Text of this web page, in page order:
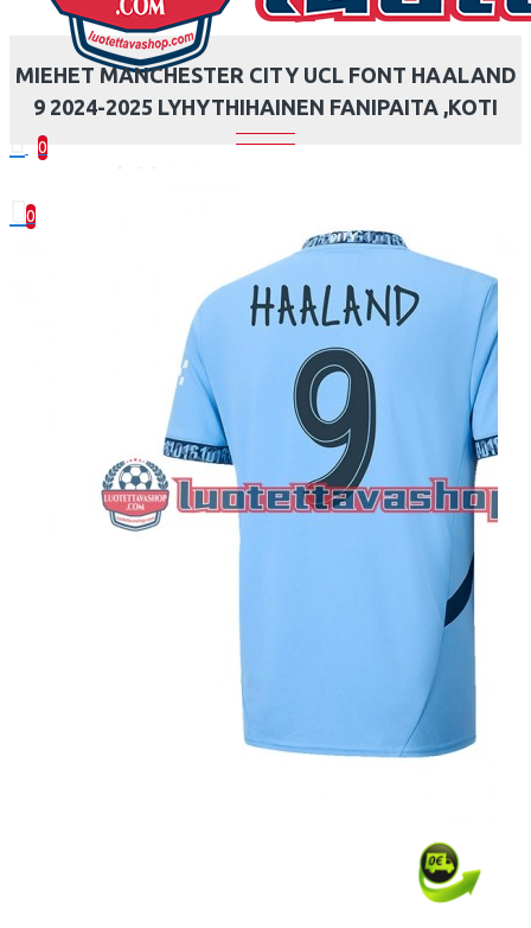
0
0
MIEHET MANCHESTER CITY UCL FONT HAALAND
9 2024-2025 LYHYTHIHAINEN FANIPAITA ,KOTI